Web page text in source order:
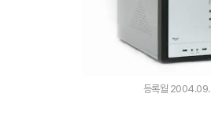
등록월 2004.09.